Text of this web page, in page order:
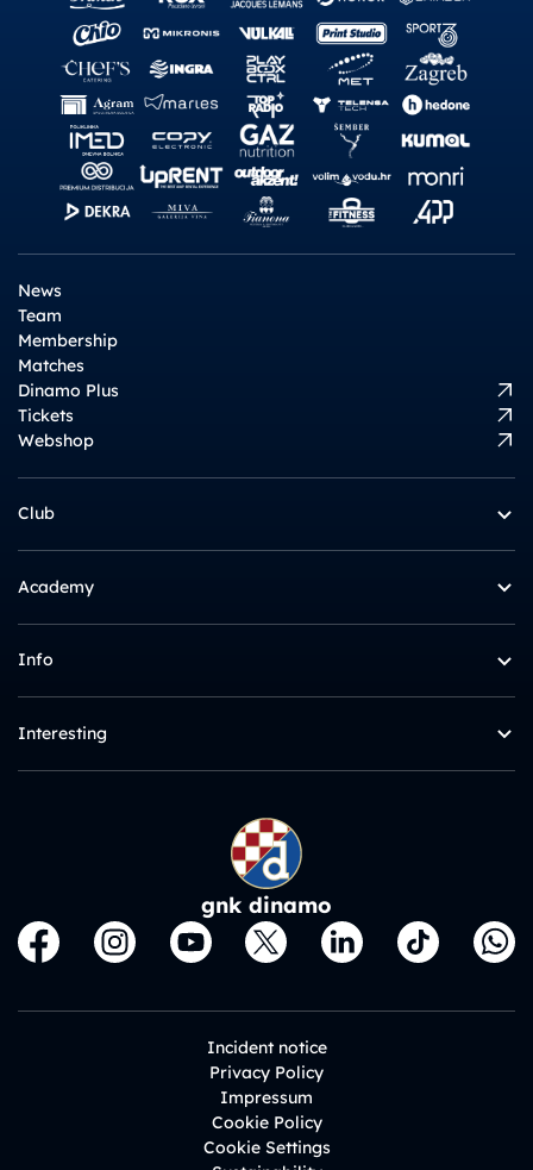
News
Team
Membership
Matches
Dinamo Plus
Tickets
Webshop
Club
Academy
Info
Interesting
gnk dinamo
Incident notice
Privacy Policy
Impressum
Cookie Policy
Cookie Settings